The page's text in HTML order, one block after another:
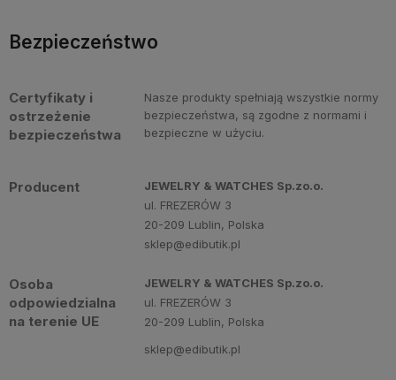
Bezpieczeństwo
Certyfikaty i
ostrzeżenie
bezpieczeństwa
Nasze produkty spełniają wszystkie normy
bezpieczeństwa, są zgodne z normami i
bezpieczne w użyciu.
Producent
JEWELRY & WATCHES Sp.zo.o.
ul. FREZERÓW 3
20-209 Lublin, Polska
sklep@edibutik.pl
Osoba
odpowiedzialna
na terenie UE
JEWELRY & WATCHES Sp.zo.o.
ul. FREZERÓW 3
20-209 Lublin, Polska
sklep@edibutik.pl